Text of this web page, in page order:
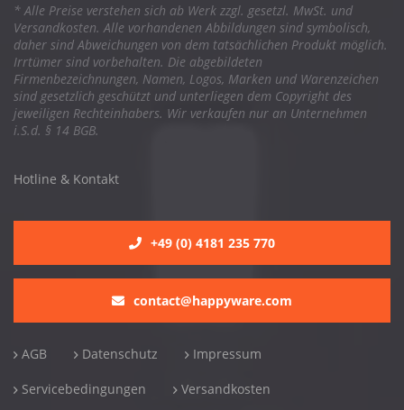
* Alle Preise verstehen sich ab Werk zzgl. gesetzl. MwSt. und
Versandkosten. Alle vorhandenen Abbildungen sind symbolisch,
daher sind Abweichungen von dem tatsächlichen Produkt möglich.
Irrtümer sind vorbehalten. Die abgebildeten
Firmenbezeichnungen, Namen, Logos, Marken und Warenzeichen
sind gesetzlich geschützt und unterliegen dem Copyright des
jeweiligen Rechteinhabers. Wir verkaufen nur an Unternehmen
i.S.d. § 14 BGB.
Hotline & Kontakt
+49 (0) 4181 235 770
contact@happyware.com
AGB Datenschutz Impressum
Servicebedingungen Versandkosten